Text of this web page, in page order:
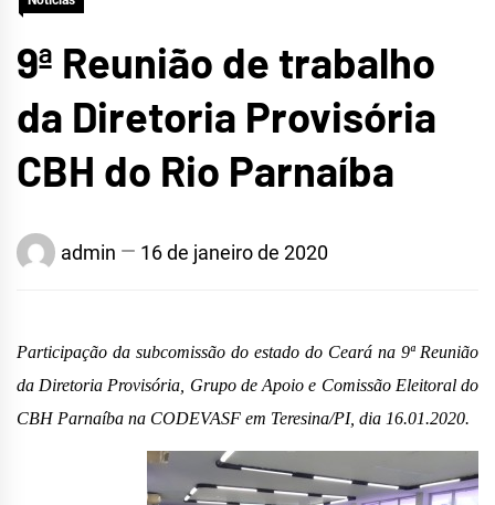
9ª Reunião de trabalho
da Diretoria Provisória
CBH do Rio Parnaíba
admin 16 de janeiro de 2020
Participação da subcomissão do estado do Ceará na 9ª Reunião
da Diretoria Provisória, Grupo de Apoio e Comissão Eleitoral do
CBH Parnaíba na CODEVASF em Teresina/PI, dia 16.01.2020.